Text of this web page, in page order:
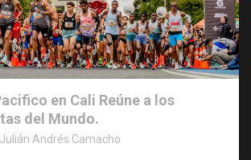
en Cali Reúne a los
del Mundo.
Julián Andrés Camacho